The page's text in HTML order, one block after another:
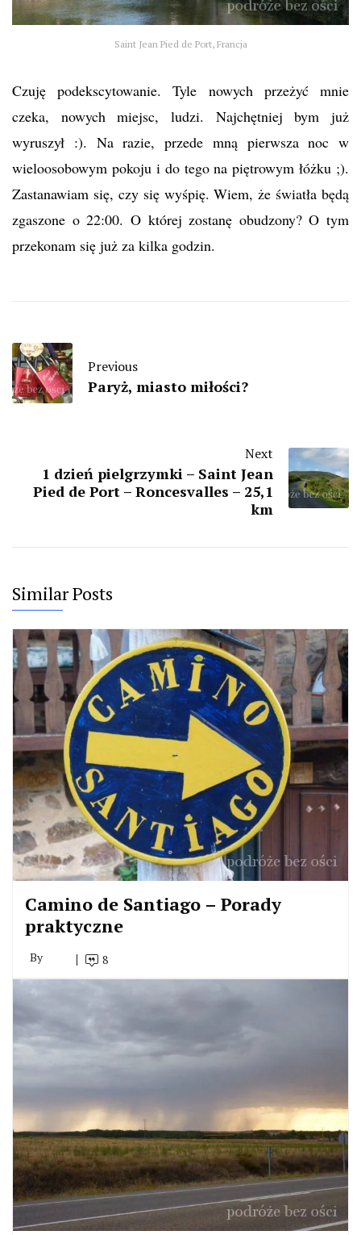
Saint Jean Pied de Port, Francja
Czuję podekscytowanie. Tyle nowych przeżyć mnie
czeka, nowych miejsc, ludzi. Najchętniej bym już
wyruszył :). Na razie, przede mną pierwsza noc w
wieloosobowym pokoju i do tego na piętrowym łóżku ;).
Zastanawiam się, czy się wyśpię. Wiem, że światła będą
zgaszone o 22:00. O której zostanę obudzony? O tym
przekonam się już za kilka godzin.
Previous
Paryż, miasto miłości?
Next
1 dzień pielgrzymki – Saint Jean
Pied de Port – Roncesvalles – 25,1
km
Similar Posts
Camino de Santiago – Porady
praktyczne
By 8